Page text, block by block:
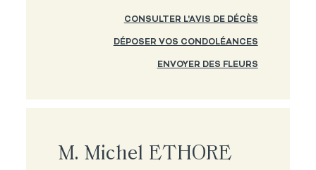
CONSULTER L'AVIS DE DÉCÈS
DÉPOSER VOS CONDOLÉANCES
ENVOYER DES FLEURS
M. Michel ETHORE